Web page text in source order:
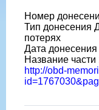
Номер
Тип донесения
потерях
Дата
Название части
http://obd-